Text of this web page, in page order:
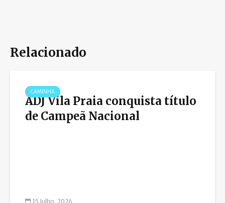
Relacionado
CAMINHA
ADJ Vila Praia conquista título
de Campeã Nacional
15 Julho, 2026